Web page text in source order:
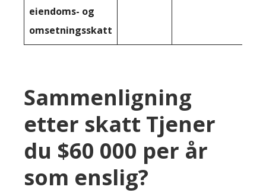
eiendoms- og
omsetningsskatt
Sammenligning
etter skatt Tjener
du $60 000 per år
som enslig?